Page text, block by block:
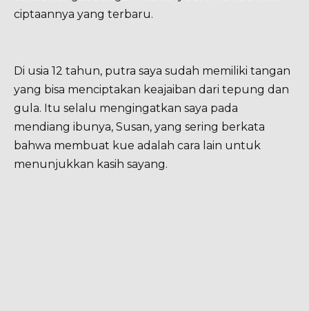
ciptaannya yang terbaru.
Di usia 12 tahun, putra saya sudah memiliki tangan
yang bisa menciptakan keajaiban dari tepung dan
gula. Itu selalu mengingatkan saya pada
mendiang ibunya, Susan, yang sering berkata
bahwa membuat kue adalah cara lain untuk
menunjukkan kasih sayang.